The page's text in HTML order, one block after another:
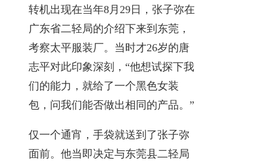
转机出现在当年8月29日，张子弥在
广东省二轻局的介绍下来到东莞，
考察太平服装厂。当时才26岁的唐
志平对此印象深刻，“他想试探下我
们的能力，就给了一个黑色女装
包，问我们能否做出相同的产品。”
仅一个通宵，手袋就送到了张子弥
面前。他当即决定与东莞县二轻局